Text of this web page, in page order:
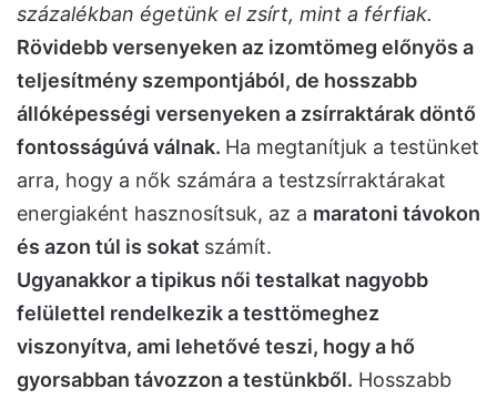
százalékban égetünk el zsírt, mint a férfiak.
Rövidebb versenyeken az izomtömeg előnyös a
teljesítmény szempontjából, de hosszabb
állóképességi versenyeken a zsírraktárak döntő
fontosságúvá válnak. Ha megtanítjuk a testünket
arra, hogy a nők számára a testzsírraktárakat
energiaként hasznosítsuk, az a maratoni távokon
és azon túl is sokat számít.
Ugyanakkor a tipikus női testalkat nagyobb
felülettel rendelkezik a testtömeghez
viszonyítva, ami lehetővé teszi, hogy a hő
gyorsabban távozzon a testünkből. Hosszabb